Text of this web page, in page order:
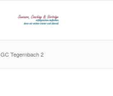
GC Tegernbach 2